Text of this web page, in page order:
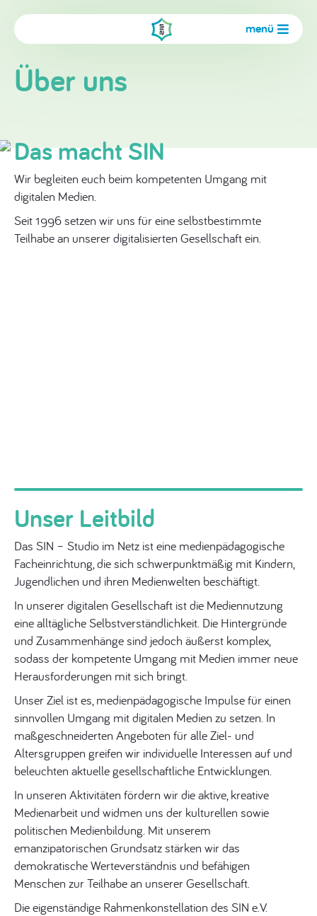
menü
Über uns
Das macht SIN
Wir begleiten euch beim kompetenten Umgang mit
digitalen Medien.
Seit 1996 setzen wir uns für eine selbstbestimmte
Teilhabe an unserer digitalisierten Gesellschaft ein.
Unser Leitbild
Das SIN – Studio im Netz ist eine medienpädagogische
Facheinrichtung, die sich schwerpunktmäßig mit Kindern,
Jugendlichen und ihren Medienwelten beschäftigt.
In unserer digitalen Gesellschaft ist die Mediennutzung
eine alltägliche Selbstverständlichkeit. Die Hintergründe
und Zusammenhänge sind jedoch äußerst komplex,
sodass der kompetente Umgang mit Medien immer neue
Herausforderungen mit sich bringt.
Unser Ziel ist es, medienpädagogische Impulse für einen
sinnvollen Umgang mit digitalen Medien zu setzen. In
maßgeschneiderten Angeboten für alle Ziel- und
Altersgruppen greifen wir individuelle Interessen auf und
beleuchten aktuelle gesellschaftliche Entwicklungen.
In unseren Aktivitäten fördern wir die aktive, kreative
Medienarbeit und widmen uns der kulturellen sowie
politischen Medienbildung. Mit unserem
emanzipatorischen Grundsatz stärken wir das
demokratische Werteverständnis und befähigen
Menschen zur Teilhabe an unserer Gesellschaft.
Die eigenständige Rahmenkonstellation des SIN e.V.